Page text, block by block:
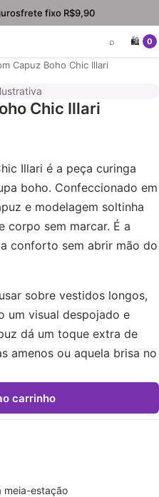
frete fixo R$9,90
⌕ 🛍️ 0
Capuz Boho Chic Illari
Chic Illari
Illari é a peça curinga
boho. Confeccionado em
e modelagem soltinha
corpo sem marcar. É a
conforto sem abrir mão do
sobre vestidos longos,
um visual despojado e
dá um toque extra de
amenos ou aquela brisa no
carrinho
meia-estação